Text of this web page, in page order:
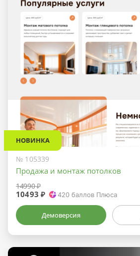
НОВИНКА
№ 105339
Продажа и монтаж потолков
14990 ₽
10493 ₽ 420 баллов Плюса
Демоверсия